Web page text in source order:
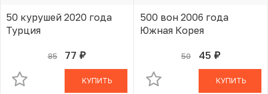
50 курушей 2020 года
Турция
85 77 руб.
В КОРЗИНЕ
КУПИТЬ
500 вон 2006 года
Южная Корея
50 45 руб.
В КОРЗИНЕ
КУПИТЬ